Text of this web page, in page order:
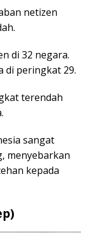
netizen
di 32 negara.
di peringkat 29.
terendah
sangat
menyebarkan
kepada